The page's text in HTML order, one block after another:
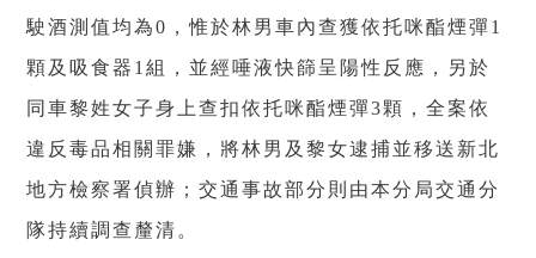
駛酒測值均為0 ，惟於林男車內查獲依托咪酯煙彈1
顆及吸食器 1組，並經唾液快篩呈陽性反應，另於
同車黎姓女子身上查扣依托咪酯煙彈3顆，全案依
違反毒品相關罪嫌，將林男及黎女逮捕並移送新北
地方檢察署偵辦；交通事故部分則由本分局交通分
隊持續調查釐清。